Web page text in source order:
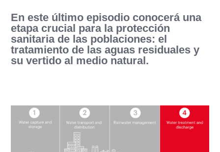
En este último episodio conocerá una
etapa crucial para la protección
sanitaria de las poblaciones: el
tratamiento de las aguas residuales y
su vertido al medio natural.